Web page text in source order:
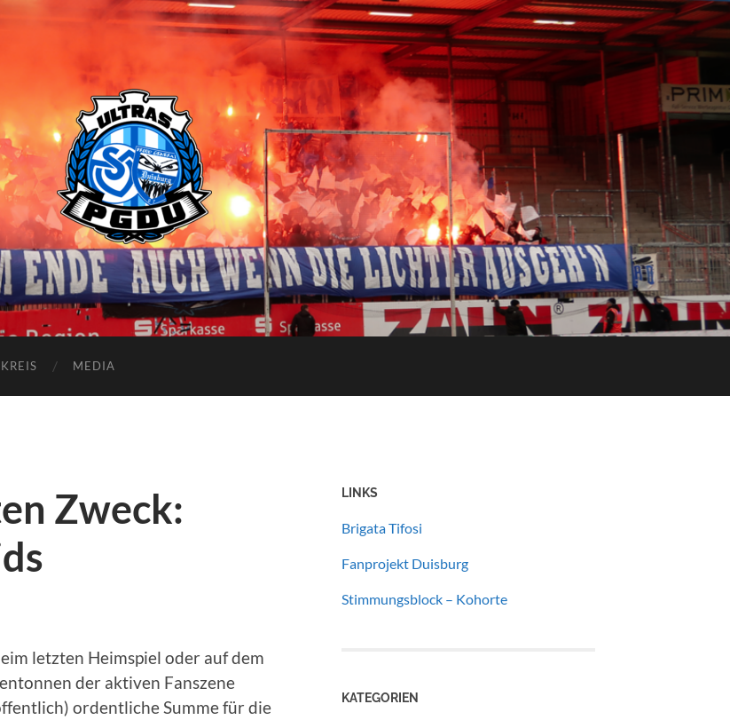
Proud
Generation
Duisburg
MEDIA
Zweck:
letzten Heimspiel oder auf dem
der aktiven Fanszene
ordentliche Summe für die
LINKS
Brigata Tifosi
Fanprojekt Duisburg
Stimmungsblock – Kohorte
KATEGORIEN